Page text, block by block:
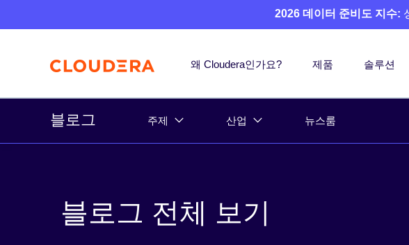
2026 데이터 준비도 지수:
왜 Cloudera인가요? 제품 솔루션
블로그 주제 산업 뉴스룸
블로그 전체 보기